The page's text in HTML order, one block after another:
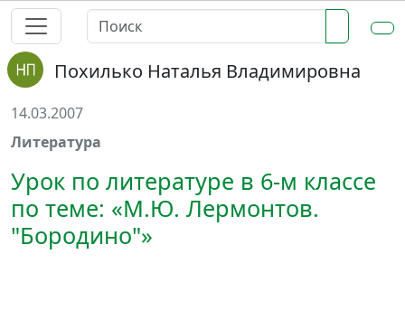
Похилько Наталья Владимировна
14.03.2007
Литература
Урок по литературе в 6-м классе
по теме: «М.Ю. Лермонтов.
"Бородино"»